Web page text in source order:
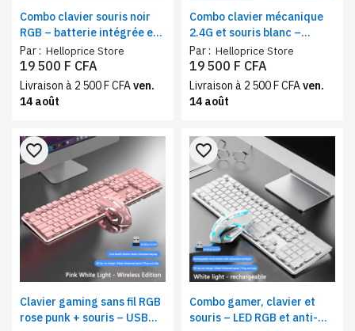
Combo clavier souris noir
RGB – batterie intégrée et
plug et play
Par : Helloprice Store
19 500 F CFA
Livraison à 2 500 F CFAven.
14 août
Combo clavier mécanique
2.4G et souris blanc –
design typewriter
rétroéclairé
Par : Helloprice Store
19 500 F CFA
Livraison à 2 500 F CFAven.
14 août
Clavier gaming sans fil RGB
rose punk + souris – USB
favorite_border
Combo gamer, clavier et
souris – LED RGB et anti-
favorite_border